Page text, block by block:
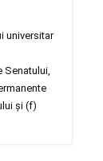
universitar
Senatului,
şi (f)